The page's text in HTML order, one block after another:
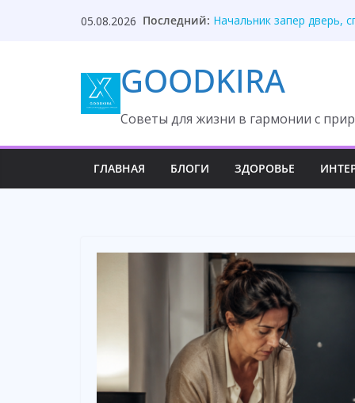
05.08.2026 Последний: Начальник запер дверь,
Ты глупая, раз
Дочь приехала из
GOODKIRA
Cоветы для жизни в гармонии с
ГЛАВНАЯ БЛОГИ ЗДОРОВЬЕ